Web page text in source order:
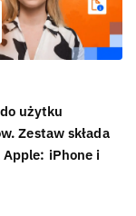
użytku
Zestaw składa
iPhone i